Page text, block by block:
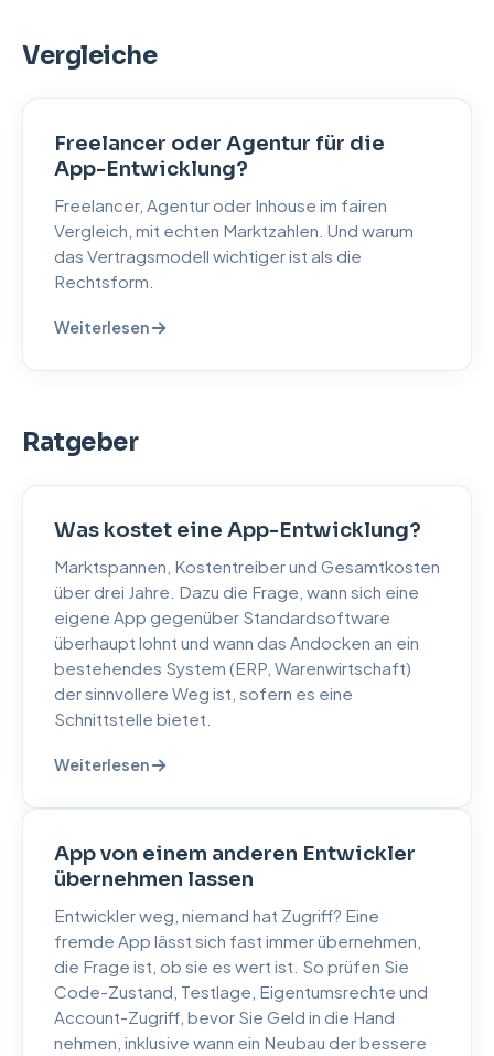
Vergleiche
Freelancer oder Agentur für die
App-Entwicklung?
Freelancer, Agentur oder Inhouse im fairen
Vergleich, mit echten Marktzahlen. Und warum
das Vertragsmodell wichtiger ist als die
Rechtsform.
Weiterlesen
Ratgeber
Was kostet eine App-Entwicklung?
Marktspannen, Kostentreiber und Gesamtkosten
über drei Jahre. Dazu die Frage, wann sich eine
eigene App gegenüber Standardsoftware
überhaupt lohnt und wann das Andocken an ein
bestehendes System (ERP, Warenwirtschaft)
der sinnvollere Weg ist, sofern es eine
Schnittstelle bietet.
Weiterlesen
App von einem anderen Entwickler
übernehmen lassen
Entwickler weg, niemand hat Zugriff? Eine
fremde App lässt sich fast immer übernehmen,
die Frage ist, ob sie es wert ist. So prüfen Sie
Code-Zustand, Testlage, Eigentumsrechte und
Account-Zugriff, bevor Sie Geld in die Hand
nehmen, inklusive wann ein Neubau der bessere